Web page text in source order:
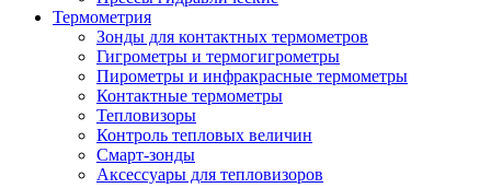
Термометрия
Зонды для контактных термометров
Гигрометры и термогигрометры
Пирометры и инфракрасные термометры
Контактные термометры
Тепловизоры
Контроль тепловых величин
Смарт-зонды
Аксессуары для тепловизоров